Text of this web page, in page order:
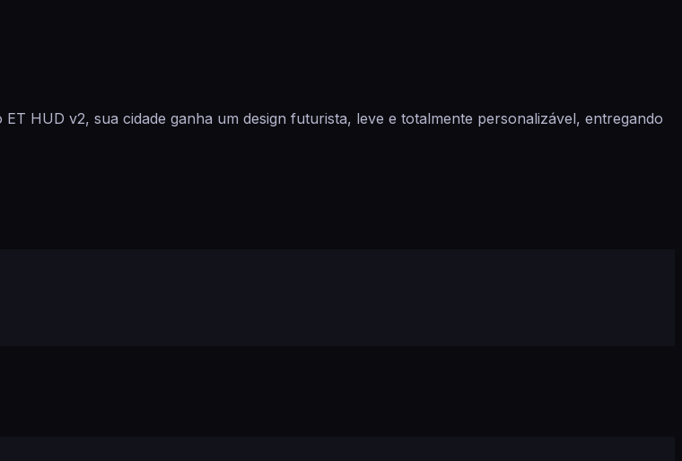
HUD v2, sua cidade ganha um design futurista, leve e totalmente personalizável, entregando